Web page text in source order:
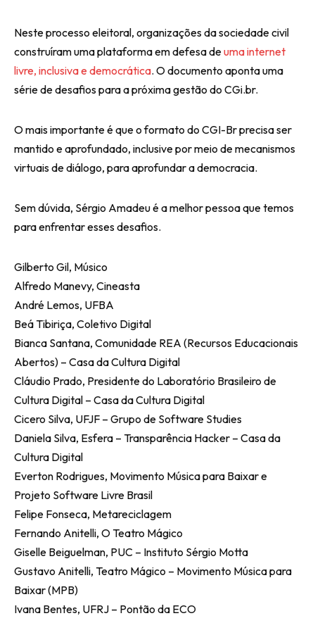
Neste processo eleitoral, organizações da sociedade civil
construíram uma plataforma em defesa deuma internet
livre, inclusiva e democrática. O documento aponta uma
série de desafios para a próxima gestão do CGi.br.
O mais importante é que o formato do CGI-Br precisa ser
mantido e aprofundado, inclusive por meio de mecanismos
virtuais de diálogo, para aprofundar a democracia.
Sem dúvida, Sérgio Amadeu é a melhor pessoa que temos
para enfrentar esses desafios.
Gilberto Gil, Músico
Alfredo Manevy, Cineasta
André Lemos, UFBA
Beá Tibiriça, Coletivo Digital
Bianca Santana, Comunidade REA (Recursos Educacionais
Abertos) – Casa da Cultura Digital
Cláudio Prado, Presidente do Laboratório Brasileiro de
Cultura Digital – Casa da Cultura Digital
Cicero Silva, UFJF – Grupo de Software Studies
Daniela Silva, Esfera – Transparência Hacker – Casa da
Cultura Digital
Everton Rodrigues, Movimento Música para Baixar e
Projeto Software Livre Brasil
Felipe Fonseca, Metareciclagem
Fernando Anitelli, O Teatro Mágico
Giselle Beiguelman, PUC – Instituto Sérgio Motta
Gustavo Anitelli, Teatro Mágico – Movimento Música para
Baixar (MPB)
Ivana Bentes, UFRJ – Pontão da ECO